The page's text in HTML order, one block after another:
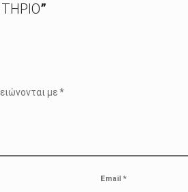
”
με*
Email *